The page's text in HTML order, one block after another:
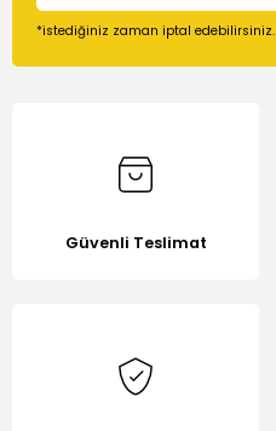
*istediğiniz zaman iptal edebilirsiniz.
Güvenli Teslimat